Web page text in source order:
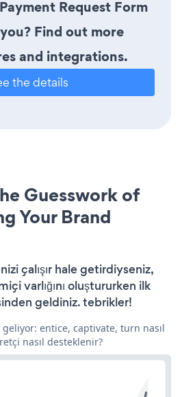
Request Form
Find out more
and integrations.
the details
Guesswork of
Your Brand
çalışır hale getirdiyseniz,
varlığını oluştururken ilk
geldiniz. tebrikler!
entice, captivate, turn nasıl
nasıl desteklenir?